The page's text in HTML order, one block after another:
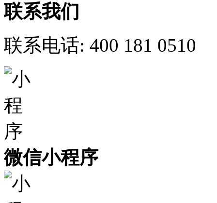
联系我们
联系电话: 400 181 0510
微信小程序